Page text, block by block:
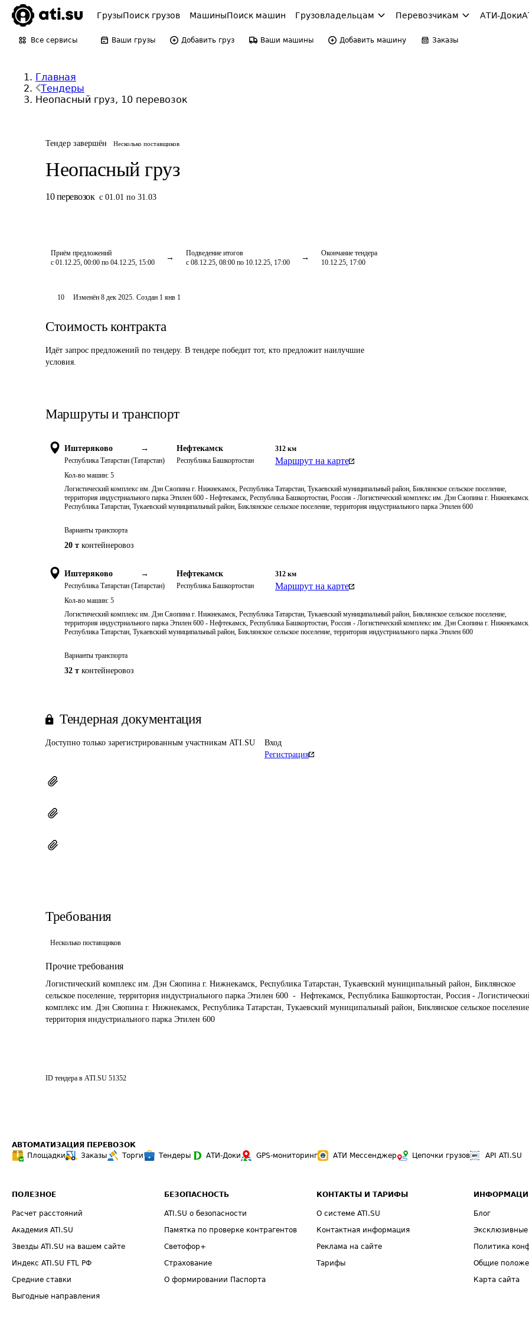
ГрузыПоиск грузов МашиныПоиск машин Грузовладельцам Перевозчикам АТИ-Доки
Все сервисы Ваши грузы Добавить груз Ваши машины Добавить машину Заказы
Главная
Тендеры
Неопасный груз, 10 перевозок
Тендер завершён Несколько поставщиков
Неопасный груз
10 перевозок с 01.01 по 31.03
Приём предложений
с 01.12.25, 00:00 по 04.12.25, 15:00
Подведение итогов
с 08.12.25, 08:00 по 10.12.25, 17:00
Окончание тендера
10.12.25, 17:00
10 Изменён8 дек 2025. Создан 1 янв 1
Стоимость контракта
Идёт запрос предложений по тендеру. В тендере победит тот, кто предложит наилучшие
условия.
Маршруты и транспорт
Иштеряково →
Республика Татарстан (Татарстан)
Нефтекамск
Республика Башкортостан
312 км
Маршрут на карте
Кол-во машин: 5
Логистический комплекс им. Дэн Сяопина г. Нижнекамск, Республика Татарстан, Тукаевский муниципальный район, Биклянское сельское поселение,
территория индустриального парка Этилен 600 - Нефтекамск, Республика Башкортостан, Россия - Логистический комплекс им. Дэн Сяопина г.
Республика Татарстан, Тукаевский муниципальный район, Биклянское сельское поселение, территория индустриального парка Этилен 600
Варианты транспорта
20 т контейнеровоз
Иштеряково →
Республика Татарстан (Татарстан)
Нефтекамск
Республика Башкортостан
312 км
Маршрут на карте
Кол-во машин: 5
Логистический комплекс им. Дэн Сяопина г. Нижнекамск, Республика Татарстан, Тукаевский муниципальный район, Биклянское сельское поселение,
территория индустриального парка Этилен 600 - Нефтекамск, Республика Башкортостан, Россия - Логистический комплекс им. Дэн Сяопина г.
Республика Татарстан, Тукаевский муниципальный район, Биклянское сельское поселение, территория индустриального парка Этилен 600
Варианты транспорта
32 т контейнеровоз
Тендерная документация
Доступно только зарегистрированным участникам ATI.SU
Вход
Регистрация
Требования
Несколько поставщиков
Прочие требования
Логистический комплекс им. Дэн Сяопина г. Нижнекамск, Республика Татарстан, Тукаевский муниципальный район, Биклянское
сельское поселение, территория индустриального парка Этилен 600  -  Нефтекамск, Республика Башкортостан, Россия -
комплекс им. Дэн Сяопина г. Нижнекамск, Республика Татарстан, Тукаевский муниципальный район, Биклянское сельское
территория индустриального парка Этилен 600
ID тендера в ATI.SU 51352
АВТОМАТИЗАЦИЯ ПЕРЕВОЗОК
Площадки
Заказы Торги Тендеры АТИ-Доки GPS-мониторинг АТИ Мессенджер Цепочки грузов API ATI.SU
ПОЛЕЗНОЕ
Расчет расстояний
Академия ATI.SU
Звезды ATI.SU на вашем сайте
Индекс ATI.SU FTL РФ
Средние ставки
Выгодные направления
БЕЗОПАСНОСТЬ
ATI.SU о безопасности
Памятка по проверке контрагентов
Светофор+
Страхование
О формировании Паспорта
КОНТАКТЫ И ТАРИФЫ
О системе ATI.SU
Контактная информация
Реклама на сайте
Тарифы
Блог
Политика
Общие
Карта сайта